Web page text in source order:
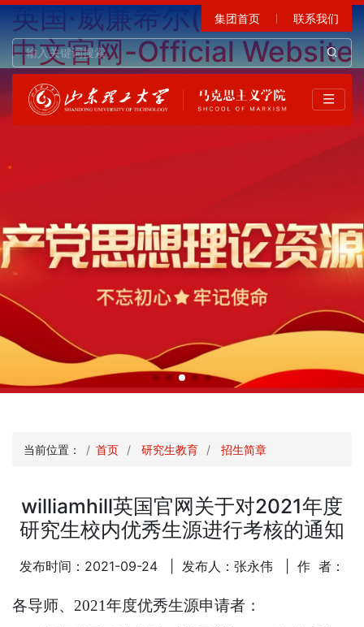
英国·威廉希尔(WilliamHill)
中文官网-Official Website
集团首页 联系我们
当前位置： 首页 研究生教育 招生简章
williamhill英国官网关于对2021年度
研究生校内优秀生源进行考核的通知
发布时间：2021-09-24 | 发布人：张永伟 | 作 者：
各导师、 2021年度优秀生源申请者：